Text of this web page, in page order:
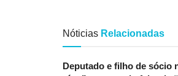
Nóticias Relacionadas
Deputado e filho de sócio